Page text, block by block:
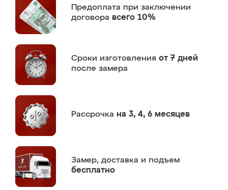
Предоплата при заключении
договора всего 10%
Сроки изготовления от 7 дней
после замера
Рассрочка на 3, 4, 6 месяцев
Замер, доставка и подъем
бесплатно